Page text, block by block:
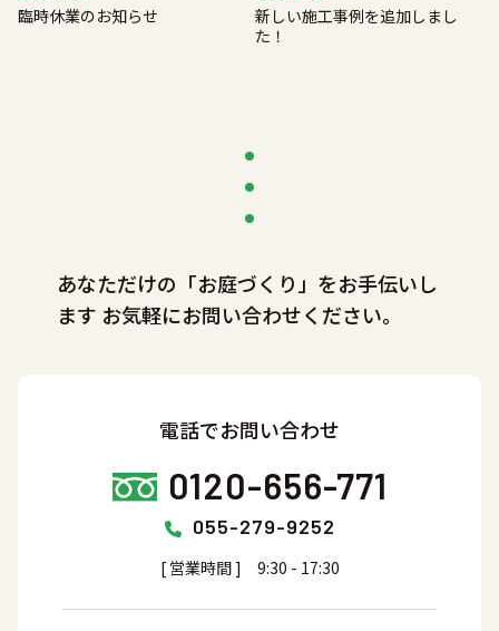
臨時休業のお知らせ
新しい施工事例を追加しまし
た！
あなただけの「お庭づくり」をお手伝いし
ます お気軽にお問い合わせください。
電話でお問い合わせ
0120-656-771
055-279-9252
[ 営業時間 ] 9:30 - 17:30